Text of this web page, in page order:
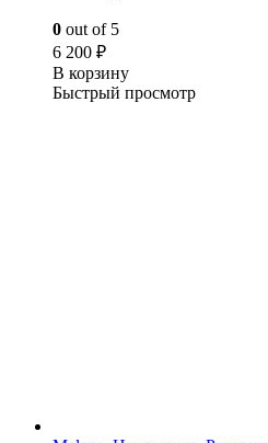
0 out of 5
6 200 ₽
В корзину
Быстрый просмотр